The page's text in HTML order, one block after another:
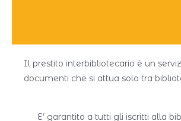
Il prestito interbibliotecario è un
documenti che si attua solo tra
E’ garantito a tutti gli iscritti alla